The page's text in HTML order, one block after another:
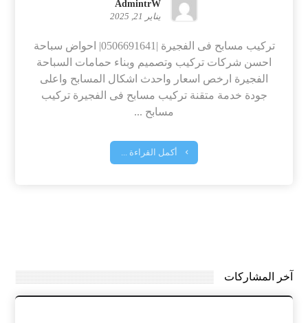
AdmintrW
يناير 21, 2025
تركيب مسابح فى الفجيرة |0506691641| احواض سباحة
احسن شركات تركيب وتصميم وبناء حمامات السباحة
الفجيرة ارخص اسعار واحدث اشكال المسابح واعلى
جودة خدمة متقنة تركيب مسابح فى الفجيرة تركيب
مسابح ...
أكمل القراءة ...
آخر المشاركات